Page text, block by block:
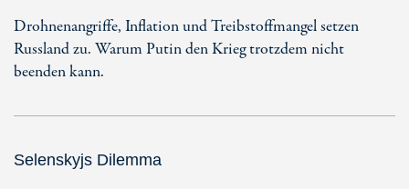
Drohnenangriffe, Inflation und Treibstoffmangel setzen
Russland zu. Warum Putin den Krieg trotzdem nicht
beenden kann.
Selenskyjs Dilemma